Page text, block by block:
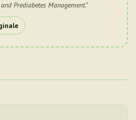
Prediabetes Management."